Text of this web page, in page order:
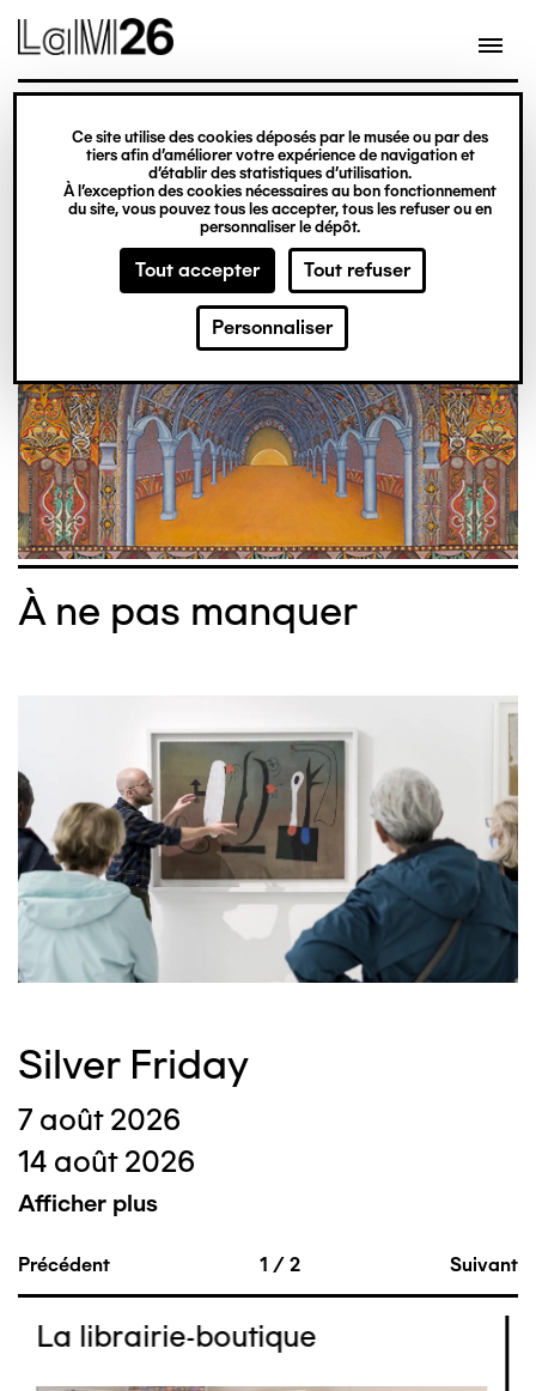
Gestion des cookies
Ce site utilise des cookies déposés par le musée ou par des
tiers afin d’améliorer votre expérience de navigation et
d’établir des statistiques d’utilisation.
À l’exception des cookies nécessaires au bon fonctionnement
du site, vous pouvez tous les accepter, tous les refuser ou en
personnaliser le dépôt.
Tout accepter Tout refuser
Personnaliser
Aller
au
contenu
principal
exposition
Du 20 février 2026
au 31 décembre 2027
Obsession
Billetterie
À ne pas manquer
Silver Friday
7 août 2026
14 août 2026
Afficher plus
Précédent 1 / 2 Suivant
La librairie-boutique